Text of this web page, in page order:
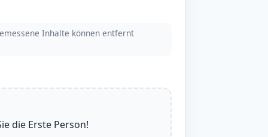
Inhalte können entfernt
die Erste Person!